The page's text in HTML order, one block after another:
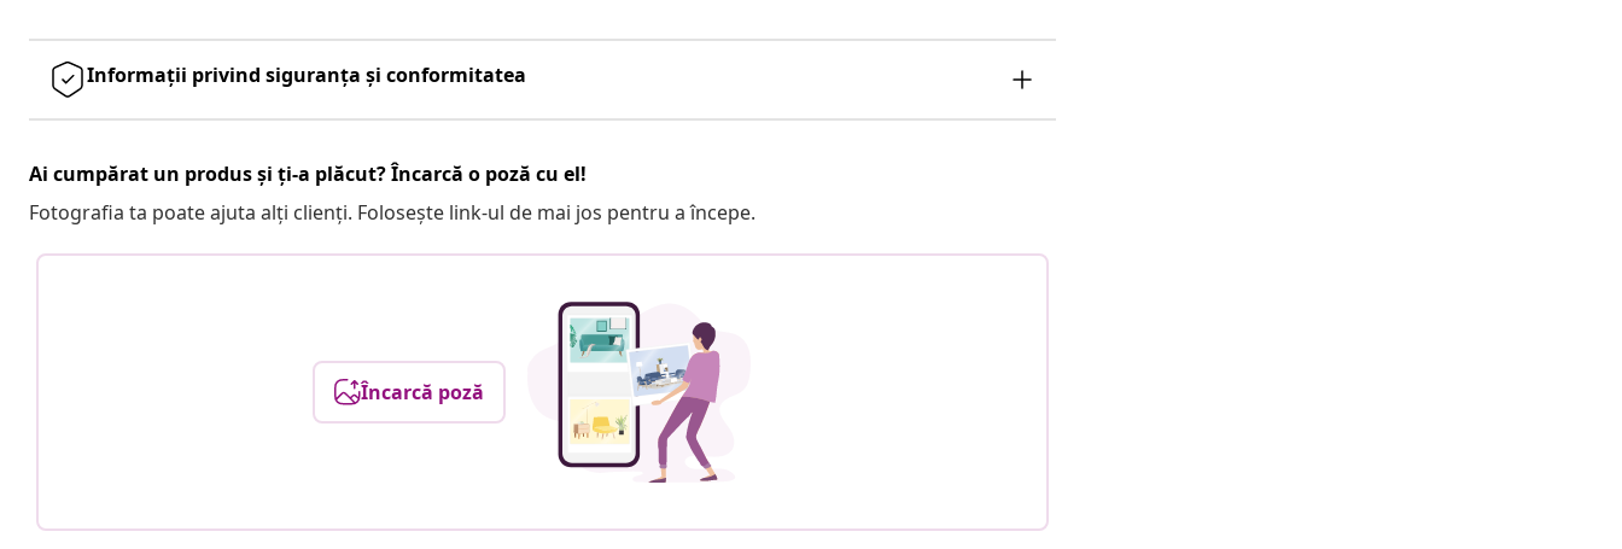
Informații privind siguranța și conformitatea
Ai cumpărat un produs și ți-a plăcut? Încarcă o poză cu el!
Fotografia ta poate ajuta alți clienți. Folosește link-ul de mai jos pentru a începe.
Încarcă poză